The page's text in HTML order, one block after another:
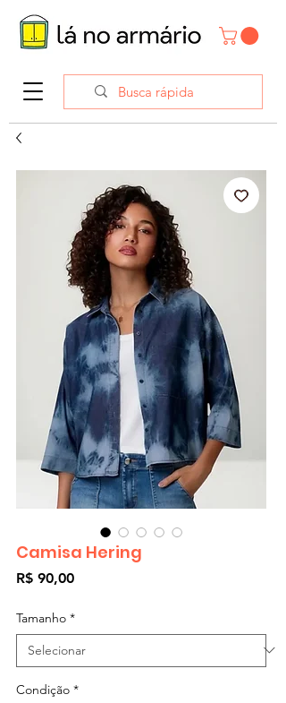
Camisa Hering
R$ 90,00Preço
Tamanho *
Condição *